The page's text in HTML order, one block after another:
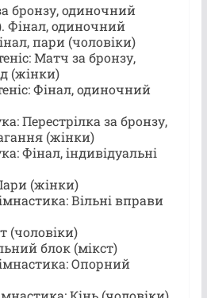
бронзу, одиночний
Фінал, одиночний
пари (чоловіки)
Матч за бронзу,
(жінки)
Фінал, одиночний
Перестрілка за бронзу,
(жінки)
Фінал, індивідуальні
(жінки)
Вільні вправи
(чоловіки)
блок (мікст)
Опорний